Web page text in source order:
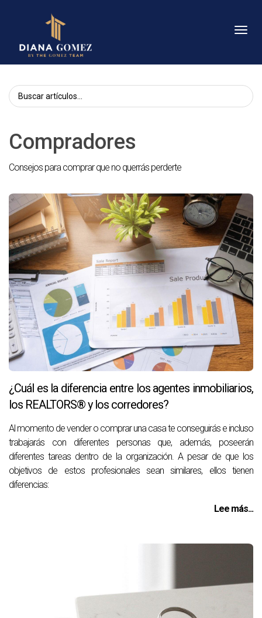
Compradores
Consejos para comprar que no querrás perderte
¿Cuál es la diferencia entre los agentes inmobiliarios,
los REALTORS® y los corredores?
Al momento de vender o comprar una casa te conseguirás e incluso
trabajarás con diferentes personas que, además, poseerán
diferentes tareas dentro de la organización. A pesar de que los
objetivos de estos profesionales sean similares, ellos tienen
diferencias:
Lee más...